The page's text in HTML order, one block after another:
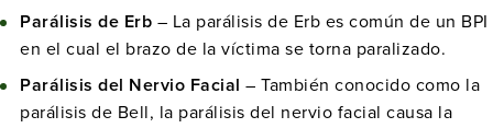
Parálisis de Erb – La parálisis de Erb es común de un BPI
en el cual el brazo de la víctima se torna paralizado.
Parálisis del Nervio Facial – También conocido como la
parálisis de Bell, la parálisis del nervio facial causa la